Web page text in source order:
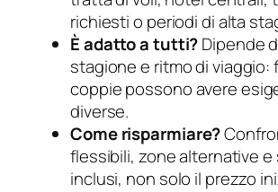
richiesti o periodi di alta
È adatto a tutti?Dipende
stagione e ritmo di viaggio:
coppie possono avere
diverse.
Come risparmiare?
flessibili, zone alternative e
inclusi, non solo il prezzo